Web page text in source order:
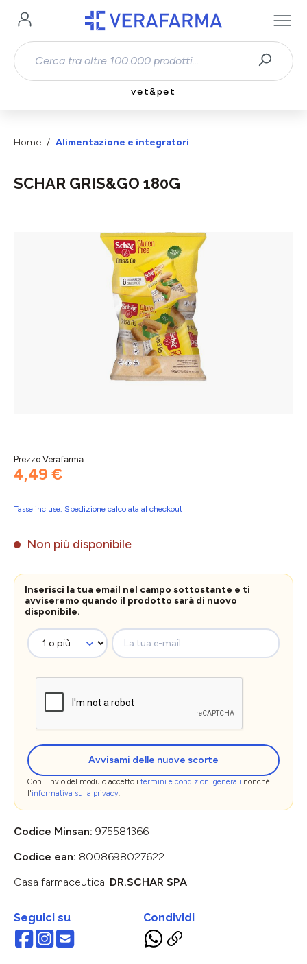
Passa al contenuto principale
vet&pet
Home Alimentazione e integratori
SCHAR GRIS&GO 180G
Salta la galleria di immagini
Prezzo Verafarma
4,49 €
Tasse incluse. Spedizione calcolata al checkout
Non più disponibile
Inserisci la tua email nel campo sottostante e ti
avviseremo quando il prodotto sarà di nuovo
disponibile.
La tua e-mail
Avvisami delle nuove scorte
Con l'invio del modulo accetto i termini e condizioni generali nonché
l'informativa sulla privacy.
Codice Minsan: 975581366
Codice ean: 8008698027622
Casa farmaceutica: DR.SCHAR SPA
Seguici su Condividi